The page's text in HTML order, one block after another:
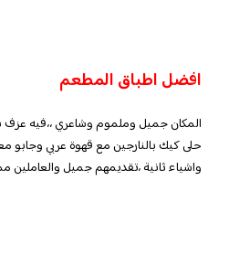
افضل اطباق المطعم
المكان جميل وملموم وشاعري ،،فيه عزف
حلى كيك بالنارجين مع قهوة عربي وجابو
واشياء ثانية ،تقديمهم جميل والعاملين